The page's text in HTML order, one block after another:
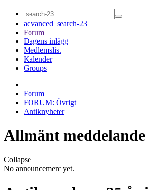
advanced_search-23
Forum
Dagens inlägg
Medlemslist
Kalender
Groups
Forum
FORUM: Övrigt
Antiknyheter
Allmänt meddelande
Collapse
No announcement yet.